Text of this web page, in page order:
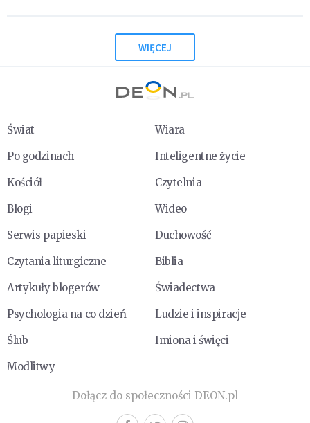
WIĘCEJ
Świat
Wiara
Po godzinach
Inteligentne życie
Kościół
Czytelnia
Blogi
Wideo
Serwis papieski
Duchowość
Czytania liturgiczne
Biblia
Artykuły blogerów
Świadectwa
Psychologia na co dzień
Ludzie i inspiracje
Ślub
Imiona i święci
Modlitwy
Dołącz do społeczności DEON.pl